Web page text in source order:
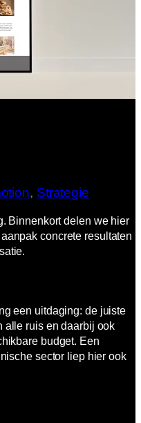
, Strategie
Binnenkort delen we hier
concrete resultaten
een uitdaging: de juiste
alle ruis en daarbij ook
budget. Een
sector liep hier ook